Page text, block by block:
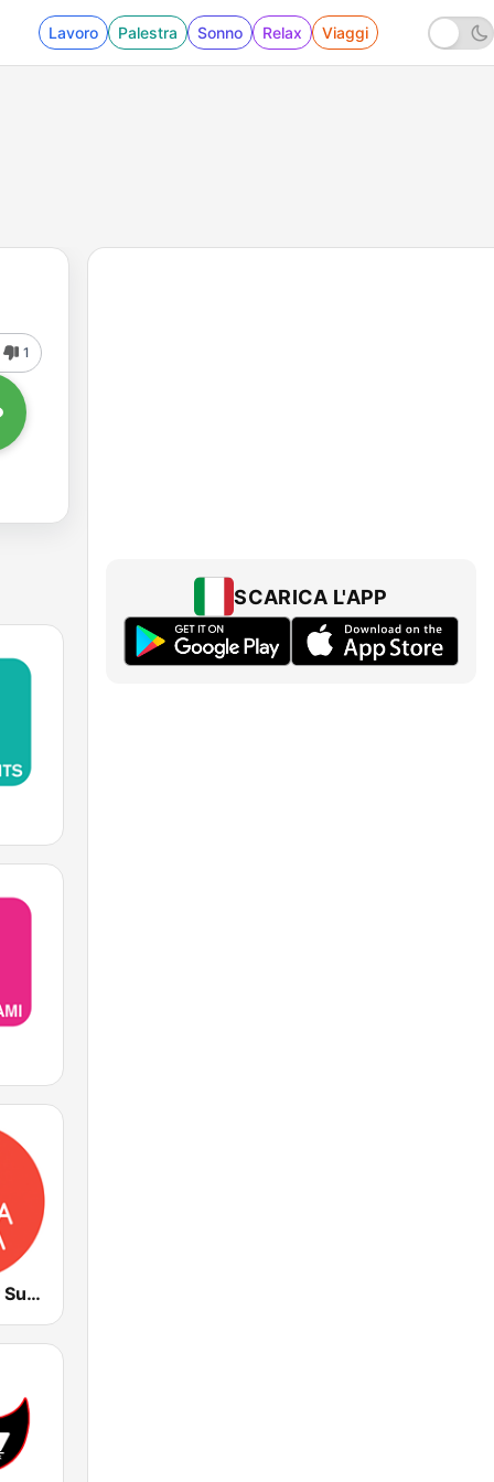
Lavoro Palestra Sonno Relax Viaggi
1
Radio Deejay Suona Italia
SCARICA L'APP